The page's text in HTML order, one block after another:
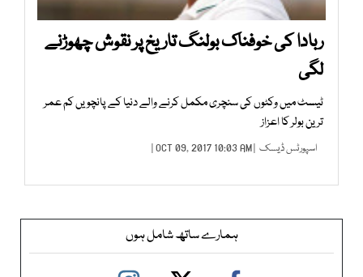
ربادا کی خوفناک بولنگ تاریخ پر نقوش چھوڑنے
لگی
ٹیسٹ میں وکٹوں کی سنچری مکمل کرنے والے دنیا کے پانچویں کم عمر
ترین بولر کا اعزاز
اسپورٹس ڈیسک | OCT 09, 2017 10:03 AM |
ہمارے ساتھ شامل ہوں